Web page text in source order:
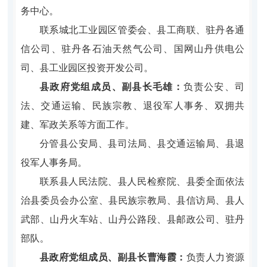
务中心。
联系城北工业园区管委会、县工商联、驻丹各通
信公司、驻丹各石油天然气公司、国网山丹供电公
司、县工业园区投资开发公司。
县政府党组成员、副县长毛雄：负责公安、司
法、交通运输、民族宗教、退役军人事务、双拥共
建、军政关系等方面工作。
分管县公安局、县司法局、县交通运输局、县退
役军人事务局。
联系县人民法院、县人民检察院、县委全面依法
治县委员会办公室、县民族宗教局、县信访局、县人
武部、山丹火车站、山丹公路段、县邮政公司、驻丹
部队。
县政府党组成员、副县长曹海霞： 负责人力资源